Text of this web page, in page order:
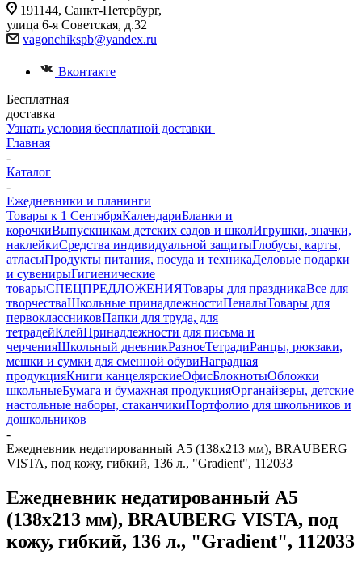
191144, Санкт-Петербург,
улица 6-я Советская, д.32
vagonchikspb@yandex.ru
Вконтакте
Бесплатная
доставка
Узнать условия бесплатной доставки
Главная
-
Каталог
-
Ежедневники и планинги
Товары к 1 СентябряКалендариБланки и
корочкиВыпускникам детских садов и школИгрушки, значки,
наклейкиСредства индивидуальной защитыГлобусы, карты,
атласыПродукты питания, посуда и техникаДеловые подарки
и сувенирыГигиенические
товарыСПЕЦПРЕДЛОЖЕНИЯТовары для праздникаВсе для
творчестваШкольные принадлежностиПеналыТовары для
первоклассниковПапки для труда, для
тетрадейКлейПринадлежности для письма и
черченияШкольный дневникРазноеТетрадиРанцы, рюкзаки,
мешки и сумки для сменной обувиНаградная
продукцияКниги канцелярскиеОфисБлокнотыОбложки
школьныеБумага и бумажная продукцияОрганайзеры, детские
настольные наборы, стаканчикиПортфолио для школьников и
дошкольников
-
Ежедневник недатированный А5 (138х213 мм), BRAUBERG
VISTA, под кожу, гибкий, 136 л., "Gradient", 112033
Ежедневник недатированный А5
(138х213 мм), BRAUBERG VISTA, под
кожу, гибкий, 136 л., "Gradient", 112033